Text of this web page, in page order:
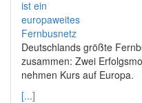
Deutschlands größte
zusammen: Zwei
nehmen Kurs auf Europa.
[...]